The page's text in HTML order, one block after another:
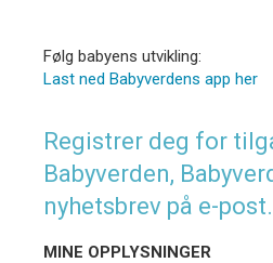
Følg babyens utvikling:
Last ned Babyverdens app her
Registrer deg for
Babyverden,
nyhetsbrev på e-post.
MINE OPPLYSNINGER